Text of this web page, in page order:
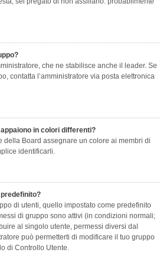
che ne stabilisce anche il leader. Se
contatta l’amministratore via posta elettronica
in colori differenti?
della Board assegnare un colore ai membri di
identificarli.
predefinito?
di utenti, quello impostato come predefinito
di gruppo sono attivi (in condizioni normali;
al singolo utente, permessi diversi dal
può permetterti di modificare il tuo gruppo
di Controllo Utente.